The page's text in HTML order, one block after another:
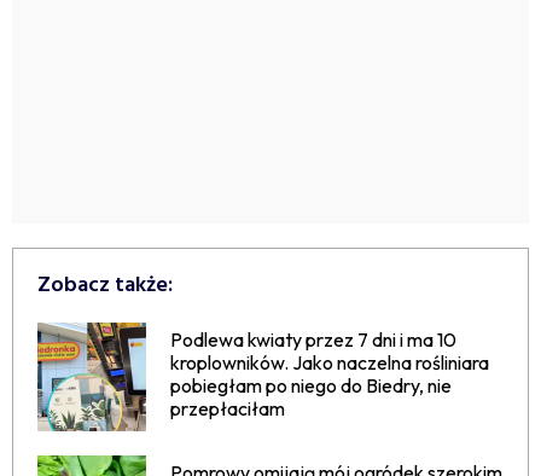
Zobacz także:
Podlewa kwiaty przez 7 dni i ma 10
kroplowników. Jako naczelna rośliniara
pobiegłam po niego do Biedry, nie
przepłaciłam